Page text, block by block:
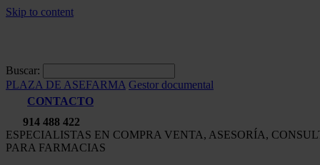
Skip to content
Buscar:
PLAZA DE ASEFARMA Gestor documental
CONTACTO
914 488 422
ESPECIALISTAS EN COMPRA VENTA, ASESORÍA,
PARA FARMACIAS